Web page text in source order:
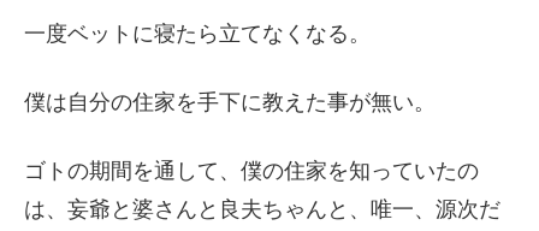
一度ベットに寝たら立てなくなる。
僕は自分の住家を手下に教えた事が無い。
ゴトの期間を通して、僕の住家を知っていたの
は、妄爺と婆さんと良夫ちゃんと、唯一、源次だ